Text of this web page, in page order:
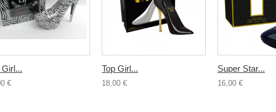
Girl...
€
Top Girl...
18,00 €
Super Star...
16,00 €